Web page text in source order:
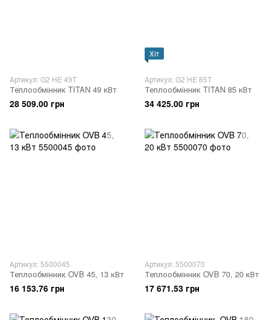
Артикул: G2 HE 49T
Теплообмінник TITAN 49 кВт
28 509.00 грн
Хіт
Артикул: G2 HE 85T
Теплообмінник TITAN 85 кВт
34 425.00 грн
Артикул: 5500045
Теплообмінник OVB 45, 13 кВт
16 153.76 грн
Артикул: 5500070
Теплообмінник OVB 70, 20 кВт
17 671.53 грн